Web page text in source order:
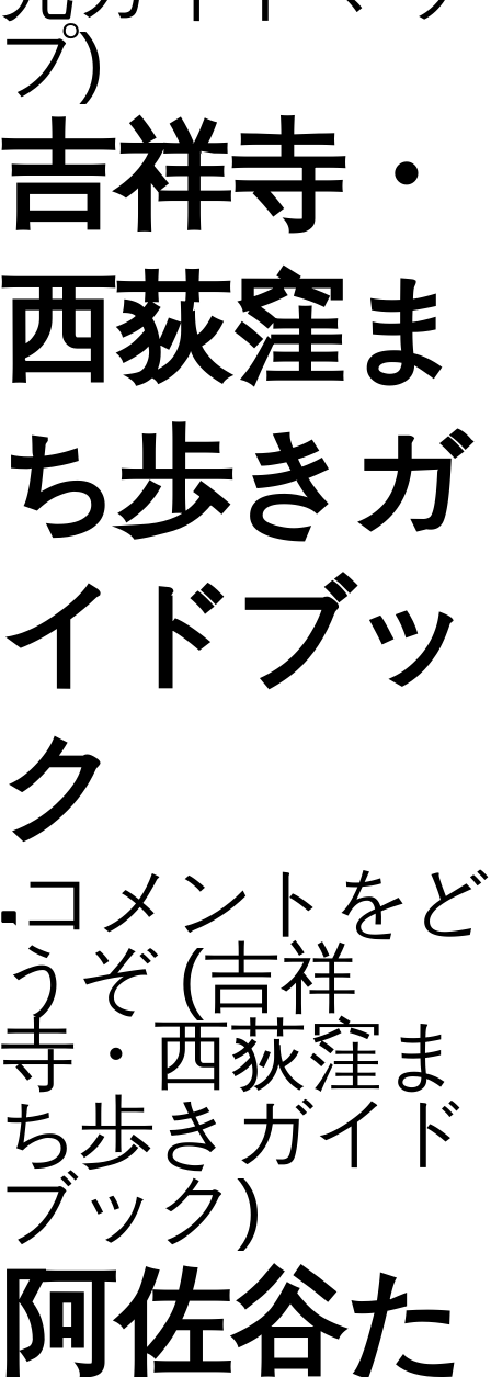
プ)
吉祥寺・
西荻窪ま
ち歩きガ
イドブッ
ク
コメントをど
うぞ (吉祥
寺・西荻窪ま
ち歩きガイド
ブック)
阿佐谷た